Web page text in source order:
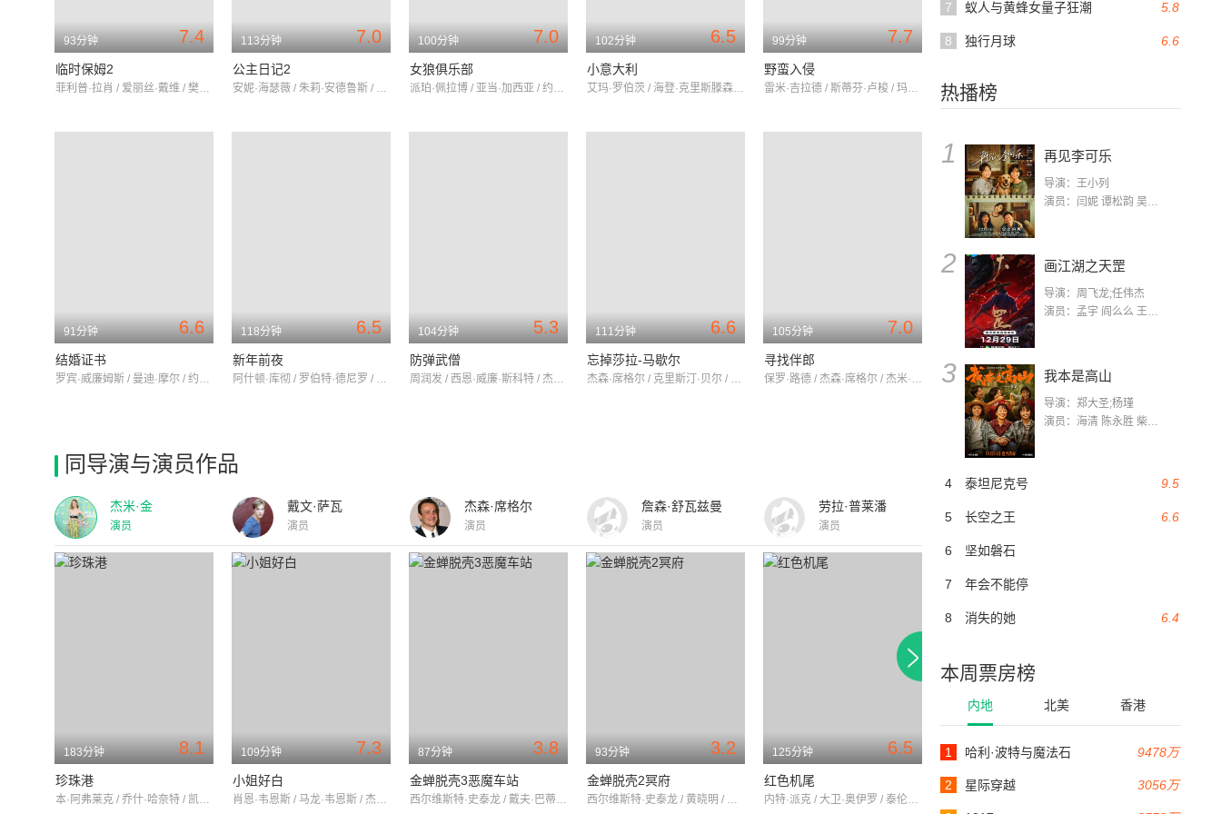
5.8
7 蚁人与黄蜂女量子狂潮
6.6
8 独行月球
热播榜
1 再见李可乐
导演：王小列
演员：闫妮 谭松韵 吴京 蒋龙 赵小棠 冯雷 李虎城 平安 小七 小可乐
2 画江湖之天罡
导演：周飞龙;任伟杰
演员：孟宇 阎么么 王凯 郭政建 阎萌萌 杨默 高枫 齐斯伽 刘芊含 马程
3 我本是高山
导演：郑大圣;杨瑾
演员：海清 陈永胜 柴烨 王玥婷 万国鹏 美朵达瓦 赵瑞婷 罗解艳 郭莉娜 潘家艳
9.5
4 泰坦尼克号
6.6
5 长空之王
6 坚如磐石
7 年会不能停
6.4
8 消失的她
本周票房榜
内地 北美 香港
9478万
1 哈利·波特与魔法石
3056万
2 星际穿越
7.4
93分钟
临时保姆2
菲利普·拉肖 / 爱丽丝·戴维 / 樊尚·德扎尼亚
7.0
113分钟
公主日记2
安妮·海瑟薇 / 朱莉·安德鲁斯 / 埃克托尔·埃利松多
7.0
100分钟
女狼俱乐部
派珀·佩拉博 / 亚当·加西亚 / 约翰·古德曼
6.5
102分钟
小意大利
艾玛·罗伯茨 / 海登·克里斯滕森 / 艾莉莎·米兰诺
7.7
99分钟
野蛮入侵
雷米·吉拉德 / 斯蒂芬·卢梭 / 玛丽-乔西·克罗兹
6.6
91分钟
结婚证书
罗宾·威廉姆斯 / 曼迪·摩尔 / 约翰·卡拉辛斯基
6.5
118分钟
新年前夜
阿什顿·库彻 / 罗伯特·德尼罗 / 凯瑟琳·海格尔
5.3
104分钟
防弹武僧
周润发 / 西恩·威廉·斯科特 / 杰米·金
6.6
111分钟
忘掉莎拉-马歇尔
杰森·席格尔 / 克里斯汀·贝尔 / 米拉·库尼斯
7.0
105分钟
寻找伴郎
保罗·路德 / 杰森·席格尔 / 杰米·普莱斯利
同导演与演员作品
杰米·金
演员
戴文·萨瓦
演员
杰森·席格尔
演员
詹森·舒瓦兹曼
演员
劳拉·普莱潘
演员
8.1
183分钟
珍珠港
本·阿弗莱克 / 乔什·哈奈特 / 凯特·贝金赛尔
7.3
109分钟
小姐好白
肖恩·韦恩斯 / 马龙·韦恩斯 / 杰米·金
3.8
87分钟
金蝉脱壳3恶魔车站
西尔维斯特·史泰龙 / 戴夫·巴蒂斯塔 / 50分
3.2
93分钟
金蝉脱壳2冥府
西尔维斯特·史泰龙 / 黄晓明 / 戴夫·巴蒂斯塔
6.5
125分钟
红色机尾
内特·派克 / 大卫·奥伊罗 / 泰伦斯·霍华德
6.8
104分钟
美丽坏姐妹
96分钟
刺客学妹